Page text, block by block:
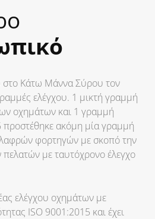
στο Κάτω Μάννα Σύρου τον
ελέγχου. 1 μικτή γραμμή
οχημάτων και 1 γραμμή
ακόμη μία γραμμή
φορτηγών με σκοπό την
με ταυτόχρονο έλεγχο
ελέγχου οχημάτων με
ISO 9001:2015 και έχει